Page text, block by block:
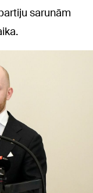
sarunām